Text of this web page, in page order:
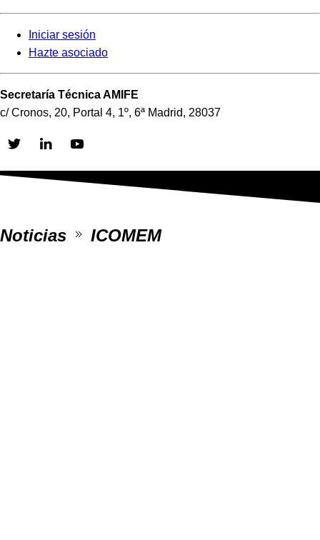
Iniciar sesión
Hazte asociado
Secretaría Técnica AMIFE
c/ Cronos, 20, Portal 4, 1º, 6ª Madrid, 28037
Skip
Noticias ICOMEM